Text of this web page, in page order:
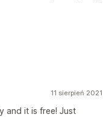
11 sierpień 2021
and it is free! Just